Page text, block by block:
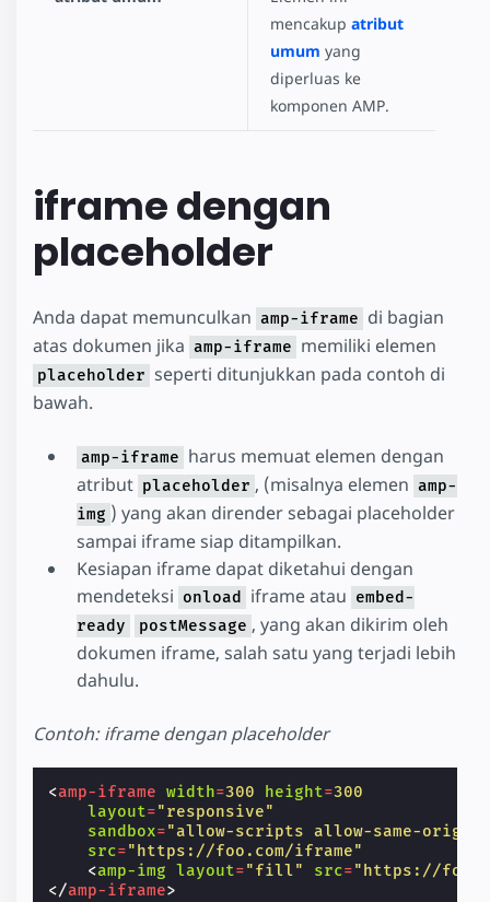
mencakup atribut
umum yang
diperluas ke
komponen AMP.
iframe dengan
placeholder
Anda dapat memunculkan amp-iframe di bagian
atas dokumen jika amp-iframe memiliki elemen
placeholder seperti ditunjukkan pada contoh di
bawah.
amp-iframe harus memuat elemen dengan
atribut placeholder , (misalnya elemen amp-
img ) yang akan dirender sebagai placeholder
sampai iframe siap ditampilkan.
Kesiapan iframe dapat diketahui dengan
mendeteksi onload iframe atau embed-
ready
postMessage , yang akan dikirim oleh
dokumen iframe, salah satu yang terjadi lebih
dahulu.
Contoh: iframe dengan placeholder
<amp-iframe width=300 height=300
layout="responsive"
sandbox="allow-scripts allow-same-
src="https://foo.com/iframe"
<amp-img layout="fill" src="https://
</amp-iframe>